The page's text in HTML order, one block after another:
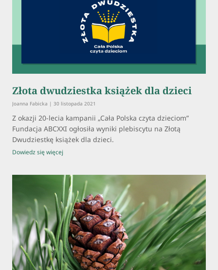
Złota dwudziestka książek dla dzieci
Joanna Fabicka 30 listopada 2021
Z okazji 20-lecia kampanii „Cała Polska czyta dzieciom”
Fundacja ABCXXI ogłosiła wyniki plebiscytu na Złotą
Dwudziestkę książek dla dzieci.
Dowiedz się więcej